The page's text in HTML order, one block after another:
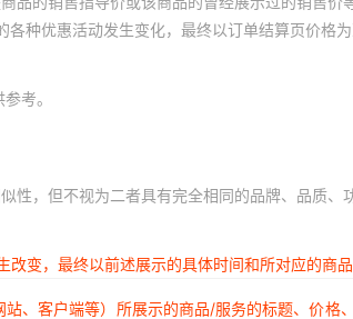
种优惠活动发生变化，最终以订单结算页价格为
考。
，但不视为二者具有完全相同的品牌、品质、
变，最终以前述展示的具体时间和所对应的商品
、客户端等）所展示的商品/服务的标题、价